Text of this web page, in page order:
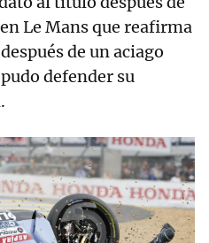
Le Mans que reafirma
de un aciago
defender su